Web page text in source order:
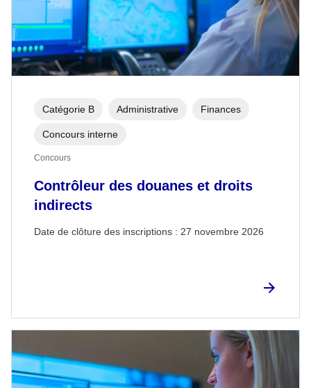
Contrôleur des douanes et droits
indirects
Date de clôture des inscriptions : 27 novembre 2026
Catégorie B Administrative Finances
Concours interne
Concours